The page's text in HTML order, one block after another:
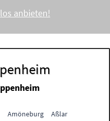
anbieten!
Amöneburg
Aßlar